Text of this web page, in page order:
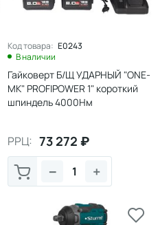
Код товара: E0243
В наличии
Гайковерт Б/Щ УДАРНЫЙ "ONE-
MK" PROFIPOWER 1" короткий
шпиндель 4000Нм
РРЦ: 73 272 ₽
+
−